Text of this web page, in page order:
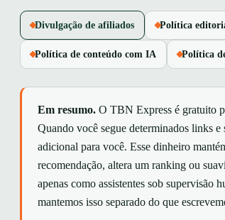
Divulgação de afiliados Política
Política de conteúdo com IA Política
Em resumo. O TBN Express é gratuito
Quando você segue determinados links
adicional para você. Esse dinheiro
recomendação, altera um ranking ou
apenas como assistentes sob supervisão
mantemos isso separado do que